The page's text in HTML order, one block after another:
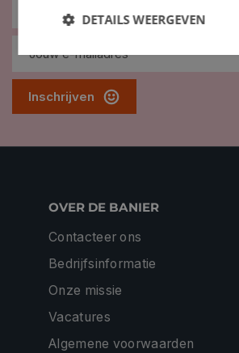
Inschrijven
OVER DE BANIER
Contacteer ons
Bedrijfsinformatie
Onze missie
Vacatures
Algemene voorwaarden
DETAILS WEERGEVEN